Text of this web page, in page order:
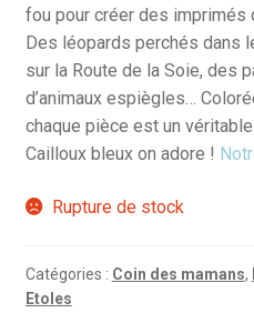
fou pour créer des imprimés
Des léopards perchés dans
sur la Route de la Soie, des
d’animaux espiègles…
chaque pièce est un
Cailloux bleux on adore !
Rupture de stock
Catégories : Coin des mamans,
Etoles